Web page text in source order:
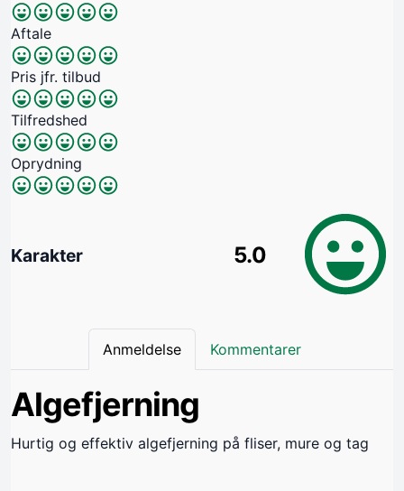
Aftale
Pris jfr. tilbud
Tilfredshed
Oprydning
Karakter 5.0
Anmeldelse Kommentarer
Algefjerning
Hurtig og effektiv algefjerning på fliser, mure og tag